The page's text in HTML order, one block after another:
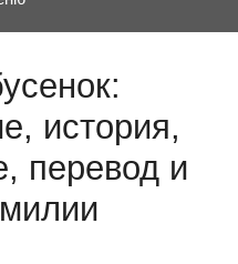
история,
перевод и